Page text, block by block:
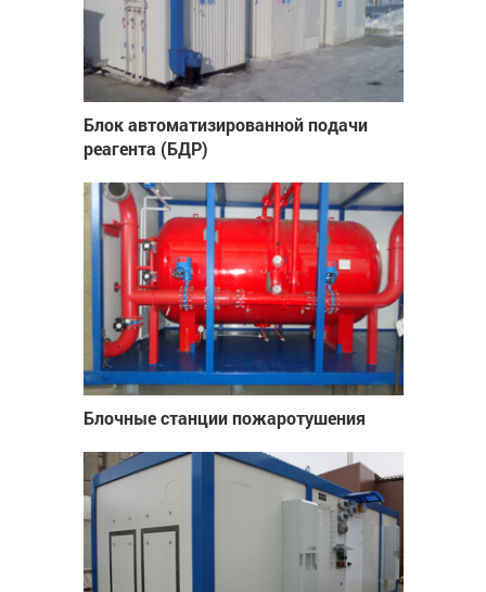
Блок автоматизированной подачи
реагента (БДР)
Блочные станции пожаротушения